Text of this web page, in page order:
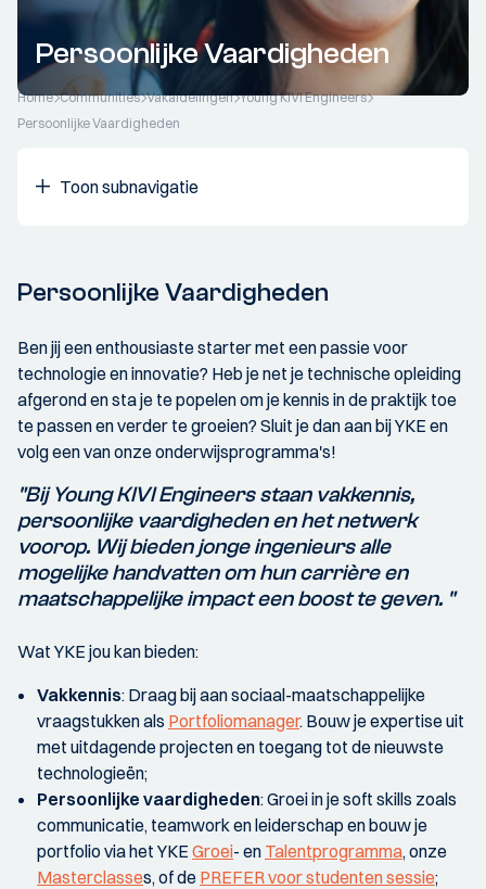
Persoonlijke Vaardigheden
Home Communities Vakafdelingen Young KIVI Engineers
Persoonlijke Vaardigheden
Toon subnavigatie
Persoonlijke Vaardigheden
Ben jij een enthousiaste starter met een passie voor
technologie en innovatie? Heb je net je technische opleiding
afgerond en sta je te popelen om je kennis in de praktijk toe
te passen en verder te groeien? Sluit je dan aan bij YKE en
volg een van onze onderwijsprogramma's!
"Bij Young KIVI Engineers staan vakkennis,
persoonlijke vaardigheden en het netwerk
voorop. Wij bieden jonge ingenieurs alle
mogelijke handvatten om hun carrière en
maatschappelijke impact een boost te geven. "
Wat YKE jou kan bieden:
Vakkennis: Draag bij aan sociaal-maatschappelijke
vraagstukken als Portfoliomanager. Bouw je expertise uit
met uitdagende projecten en toegang tot de nieuwste
technologieën;
Persoonlijke vaardigheden: Groei in je soft skills zoals
communicatie, teamwork en leiderschap en bouw je
portfolio via het YKE Groei- en Talentprogramma, onze
Masterclasses, of de PREFER voor studenten sessie;